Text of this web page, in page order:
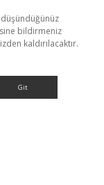
bildirmeniz
kaldırılacaktır.